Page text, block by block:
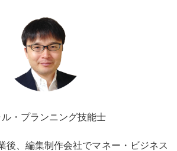
・プランニング技能士
後、編集制作会社でマネー・ビジネス